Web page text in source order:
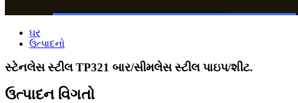
ઘર
ઉત્પાદનો
સ્ટેનલેસ સ્ટીલ TP321 બાર/સીમલેસ સ્ટીલ પાઇપ/શીટ.
ઉત્પાદન વિગતો